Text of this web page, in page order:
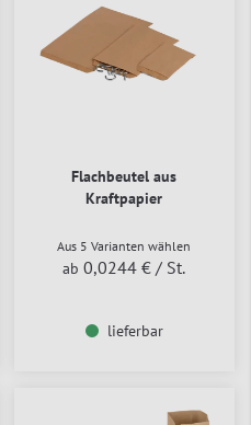
Flachbeutel aus
Kraftpapier
Aus 5 Varianten wählen
ab 0,0244 € / St.
lieferbar